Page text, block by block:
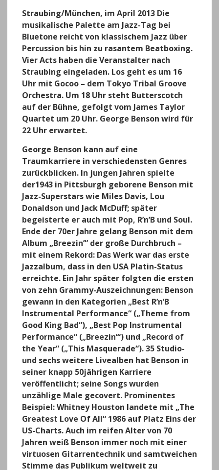
Straubing/München, im April 2013 Die
musikalische Palette am Jazz-Tag bei
Bluetone reicht von klassischem Jazz über
Percussion bis hin zu rasantem Beatboxing.
Vier Acts haben die Veranstalter nach
Straubing eingeladen. Los geht es um 16
Uhr mit Gocoo – dem Tokyo Tribal Groove
Orchestra. Um 18 Uhr steht Butterscotch
auf der Bühne, gefolgt vom James Taylor
Quartet um 20 Uhr. George Benson wird für
22 Uhr erwartet.
George Benson kann auf eine
Traumkarriere in verschiedensten Genres
zurückblicken. In jungen Jahren spielte
der1943 in Pittsburgh geborene Benson mit
Jazz-Superstars wie Miles Davis, Lou
Donaldson und Jack McDuff; später
begeisterte er auch mit Pop, R’n’B und Soul.
Ende der 70er Jahre gelang Benson mit dem
Album „Breezin’“ der große Durchbruch –
mit einem Rekord: Das Werk war das erste
Jazzalbum, dass in den USA Platin-Status
erreichte. Ein Jahr später folgten die ersten
von zehn Grammy-Auszeichnungen: Benson
gewann in den Kategorien „Best R’n’B
Instrumental Performance“ („Theme from
Good King Bad“), „Best Pop Instrumental
Performance“ („Breezin’“) und „Record of
the Year“ („This Masquerade“). 35 Studio-
und sechs weitere Livealben hat Benson in
seiner knapp 50jährigen Karriere
veröffentlicht; seine Songs wurden
unzählige Male gecovert. Prominentes
Beispiel: Whitney Houston landete mit „The
Greatest Love Of All“ 1986 auf Platz Eins der
US-Charts. Auch im reifen Alter von 70
Jahren weiß Benson immer noch mit einer
virtuosen Gitarrentechnik und samtweichen
Stimme das Publikum weltweit zu